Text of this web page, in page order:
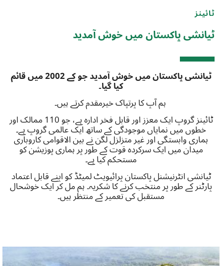
ٹائینز
ٹیانشی پاکستان میں خوش آمدید
ٹیانشی پاکستان میں خوش آمدید جو کے 2002 میں قائم
کیا گیا۔
ٹائینز گروپ ایکمعزز اور قابل فخر ادارہ ہے، جو 110 ممالک اور
خطوں میں نمایاں موجودگی کے ساتھ ایک عالمی گروپ ہے۔
ہماری وابستگی اور غیر متزلزل لگن نے بین الاقوامی کاروباری
میدان میں ایک سرکردہ قوت کے طور پر ہماری پوزیشن کو
مستحکم کیا ہے۔
ٹیانشی انٹرنیشنل پاکستان پرائیویٹ لمیٹڈ کو اپنے قابل اعتماد
پارٹنر کے طور پر منتخب کرنے کا شکریہ۔ ہم مل کر ایک خوشحال
مستقبل کی تعمیر کے منتظر ہیں۔
انٹرنیشنل ہیلتھ پارک TIENS